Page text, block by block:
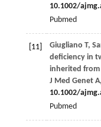
10.1002/
Pubmed
[11] Giugliano T,
deficiency in
inherited from
J Med Genet A,
10.1002/
Pubmed